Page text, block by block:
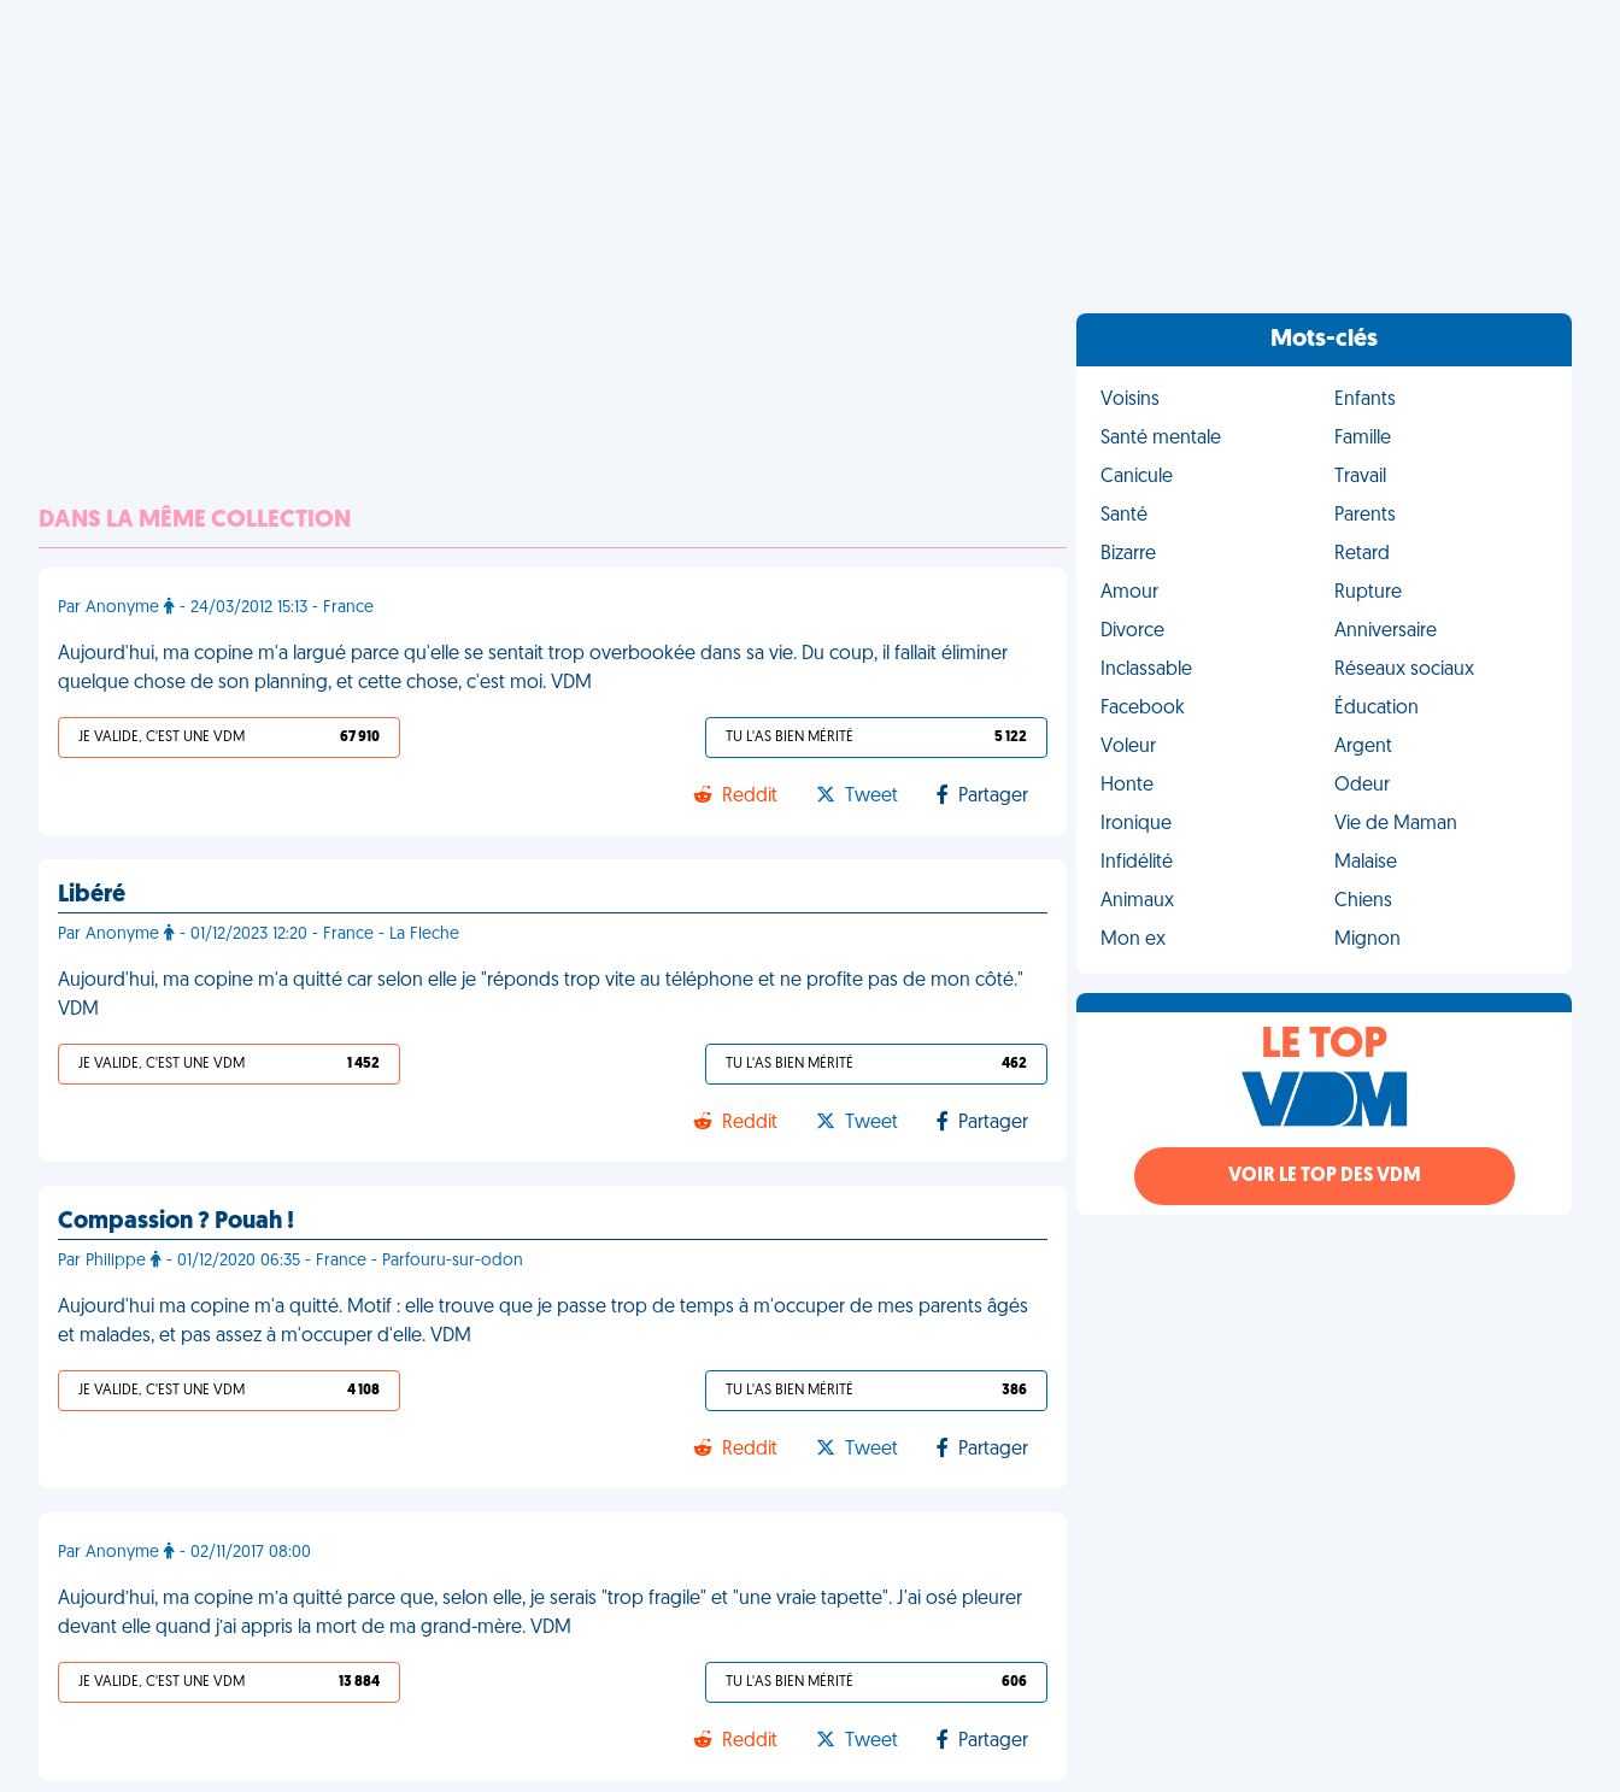
DANS LA MÊME COLLECTION
Par Anonyme - 24/03/2012 15:13 - France
Aujourd'hui, ma copine m'a largué parce qu'elle se sentait trop overbookée dans sa vie. Du coup, il fallait éliminer
quelque chose de son planning, et cette chose, c'est moi. VDM
JE VALIDE, C'EST UNE VDM 67 910 TU L'AS BIEN MÉRITÉ 5 122
Reddit Tweet Partager
Libéré
Par Anonyme - 01/12/2023 12:20 - France - La Fleche
Aujourd'hui, ma copine m'a quitté car selon elle je "réponds trop vite au téléphone et ne profite pas de mon côté."
VDM
JE VALIDE, C'EST UNE VDM 1 452 TU L'AS BIEN MÉRITÉ 462
Reddit Tweet Partager
Compassion ? Pouah !
Par Philippe - 01/12/2020 06:35 - France - Parfouru-sur-odon
Aujourd'hui ma copine m'a quitté. Motif : elle trouve que je passe trop de temps à m'occuper de mes parents âgés
et malades, et pas assez à m'occuper d'elle. VDM
JE VALIDE, C'EST UNE VDM 4 108 TU L'AS BIEN MÉRITÉ 386
Reddit Tweet Partager
Par Anonyme - 02/11/2017 08:00
Aujourd’hui, ma copine m’a quitté parce que, selon elle, je serais "trop fragile" et "une vraie tapette". J'ai osé pleurer
devant elle quand j’ai appris la mort de ma grand-mère. VDM
JE VALIDE, C'EST UNE VDM 13 884 TU L'AS BIEN MÉRITÉ 606
Reddit Tweet Partager
Mots-clés
Voisins
Enfants
Santé mentale
Famille
Canicule
Travail
Santé
Parents
Bizarre
Retard
Amour
Rupture
Divorce
Anniversaire
Inclassable
Réseaux sociaux
Facebook
Éducation
Voleur
Argent
Honte
Odeur
Ironique
Vie de Maman
Infidélité
Malaise
Animaux
Chiens
Mon ex
Mignon
LE TOP
VOIR LE TOP DES VDM